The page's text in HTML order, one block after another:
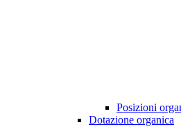
Posizioni
Dotazione organica